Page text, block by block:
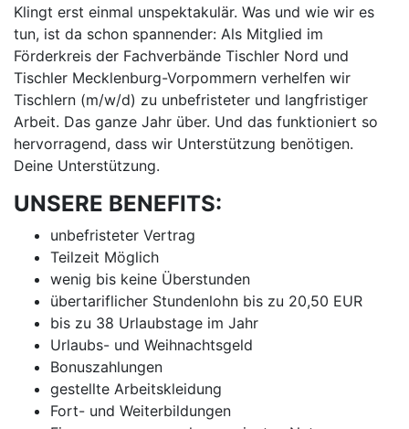
Klingt erst einmal unspektakulär. Was und wie wir es
tun, ist da schon spannender: Als Mitglied im
Förderkreis der Fachverbände Tischler Nord und
Tischler Mecklenburg-Vorpommern verhelfen wir
Tischlern (m/w/d) zu unbefristeter und langfristiger
Arbeit. Das ganze Jahr über. Und das funktioniert so
hervorragend, dass wir Unterstützung benötigen.
Deine Unterstützung.
UNSERE BENEFITS:
unbefristeter Vertrag
Teilzeit Möglich
wenig bis keine Überstunden
übertariflicher Stundenlohn bis zu 20,50 EUR
bis zu 38 Urlaubstage im Jahr
Urlaubs- und Weihnachtsgeld
Bonuszahlungen
gestellte Arbeitskleidung
Fort- und Weiterbildungen